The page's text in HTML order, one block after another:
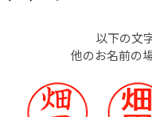
以下の文
他のお名前の